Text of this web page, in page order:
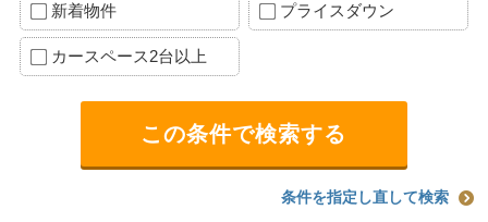
新着物件 プライスダウン
カースペース2台以上
条件を指定し直して検索